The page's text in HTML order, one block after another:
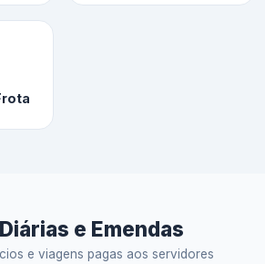
e Emendas
e viagens pagas aos servidores